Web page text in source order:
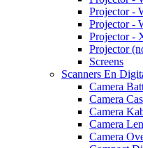
Projector -
Projector -
Projector -
Projector
Screens
Scanners En
Camera
Camera
Camera
Camera
Camera